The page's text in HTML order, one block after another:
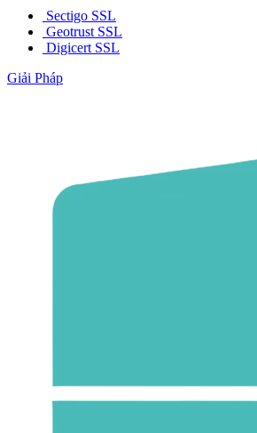
Sectigo SSL
Geotrust SSL
Digicert SSL
Giải Pháp